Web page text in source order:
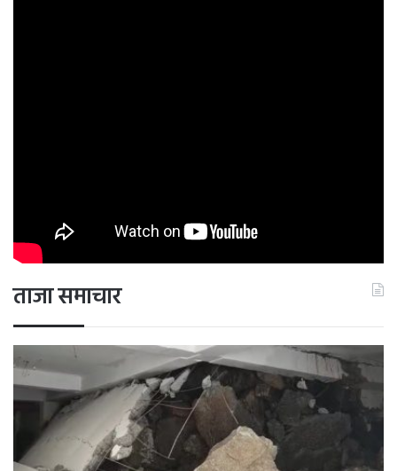
ताजा समाचार